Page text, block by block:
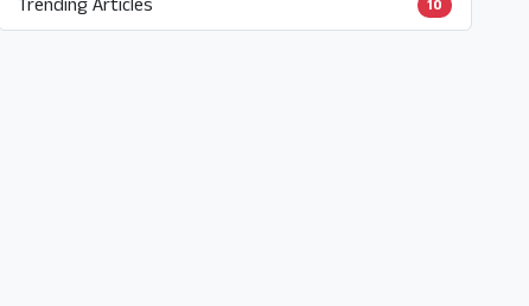
10